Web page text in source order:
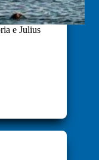
e Julius